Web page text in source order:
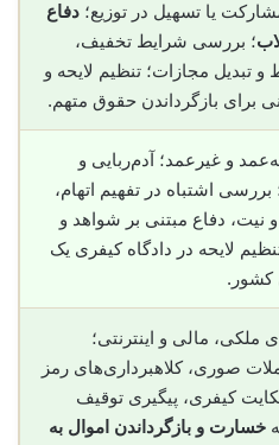
یا تسهیل در توزیع؛ دفاع
؛ بررسی شرایط تخفیف،
تبدیل مجازات؛ تنظیم لایحه و
برای بازگرداندن حقوق متهم.
و غیرعمد؛ آدم‌ربایی و
اشتباه در تفهیم اتهام،
دفاع مبتنی بر شواهد و
لایحه در دادگاه کیفری یک
کشور.
ملکی، مالی و اینترنتی؛
صوری، کلاهبرداری‌های رمز
کیفری، پیگیری توقیف
خسارت و بازگرداندن اموال به